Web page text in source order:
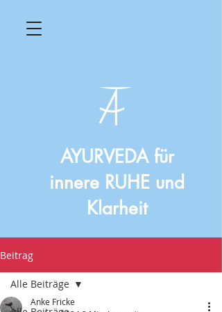
AYURVEDA für
innere RUHE und
Klarheit
Beitrag
Alle Beiträge
Anke Fricke